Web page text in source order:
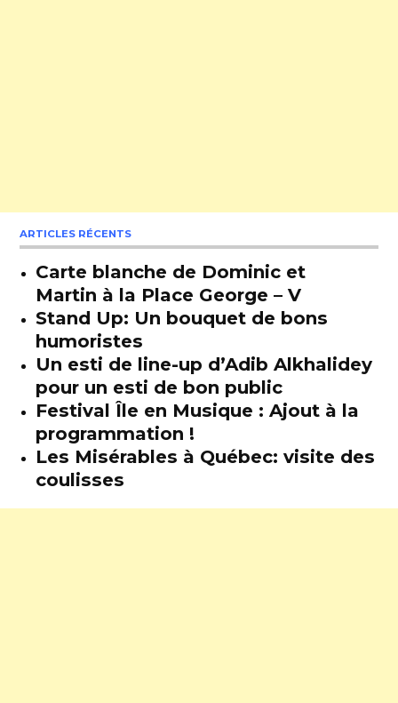
ARTICLES RÉCENTS
Carte blanche de Dominic et
Martin à la Place George – V
Stand Up: Un bouquet de bons
humoristes
Un esti de line-up d’Adib Alkhalidey
pour un esti de bon public
Festival Île en Musique : Ajout à la
programmation !
Les Misérables à Québec: visite des
coulisses